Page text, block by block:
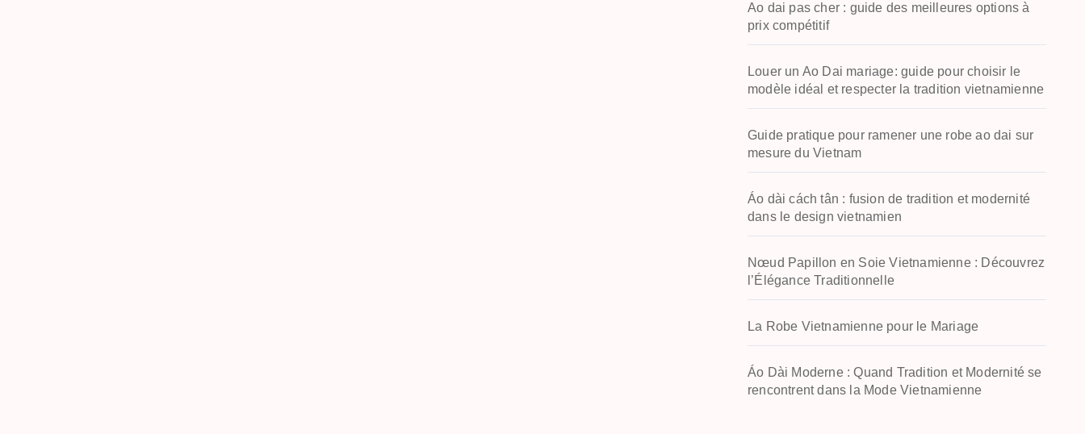
Ao dai pas cher : guide des meilleures options à
prix compétitif
Louer un Ao Dai mariage: guide pour choisir le
modèle idéal et respecter la tradition vietnamienne
Guide pratique pour ramener une robe ao dai sur
mesure du Vietnam
Áo dài cách tân : fusion de tradition et modernité
dans le design vietnamien
Nœud Papillon en Soie Vietnamienne : Découvrez
l’Élégance Traditionnelle
La Robe Vietnamienne pour le Mariage
Áo Dài Moderne : Quand Tradition et Modernité se
rencontrent dans la Mode Vietnamienne